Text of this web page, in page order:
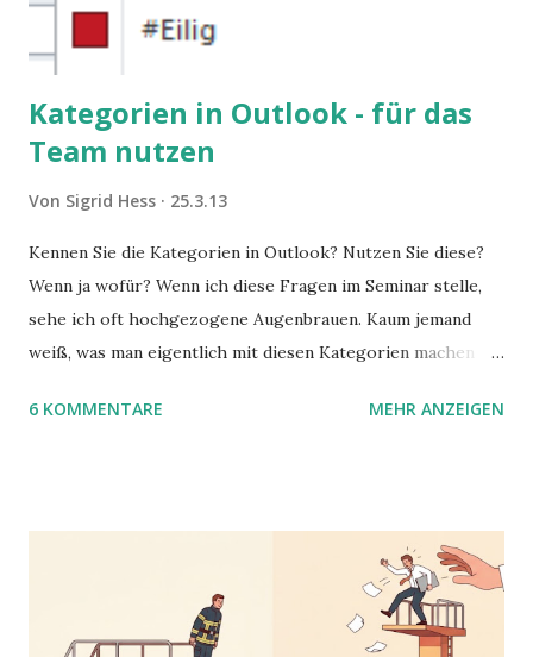
Kategorien in Outlook - für das
Team nutzen
Von Sigrid Hess 25.3.13
Kennen Sie die Kategorien in Outlook? Nutzen Sie diese?
Wenn ja wofür? Wenn ich diese Fragen im Seminar stelle,
sehe ich oft hochgezogene Augenbrauen. Kaum jemand
weiß, was man eigentlich mit diesen Kategorien machen
sie Ihnen vor.
6 KOMMENTARE MEHR ANZEIGEN